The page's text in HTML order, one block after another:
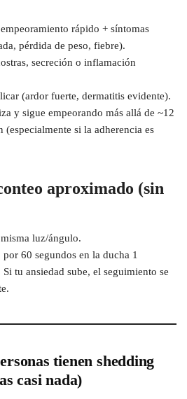
rápido + síntomas
pérdida de peso, fiebre).
secreción o inflamación
(ardor fuerte, dermatitis evidente).
y sigue empeorando más allá de ~12
(especialmente si la adherencia es
aproximado (sin
luz/ángulo.
60 segundos en la ducha 1
tu ansiedad sube, el seguimiento se
tienen shedding
casi nada)